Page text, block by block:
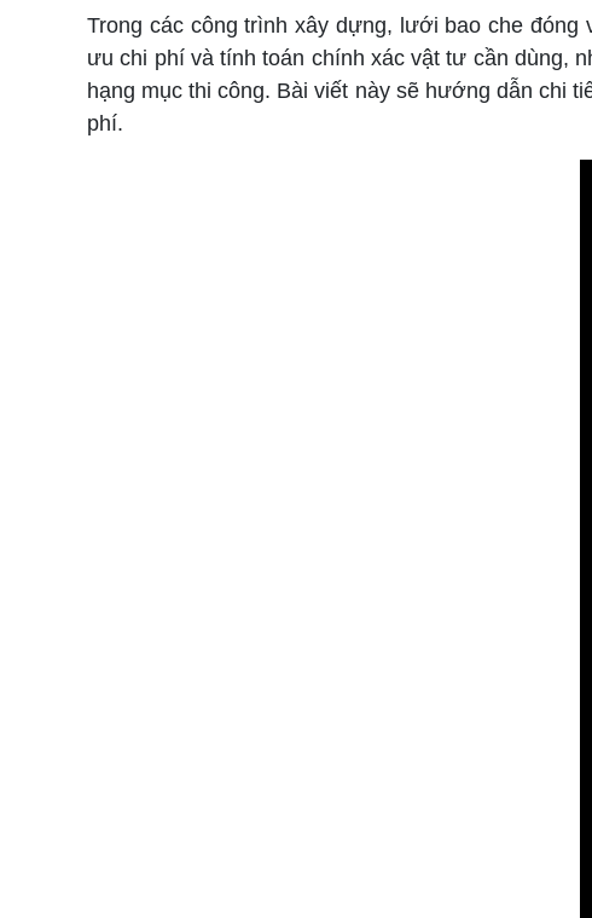
Trong các công trình xây dựng, lưới bao che đóng
ưu chi phí và tính toán chính xác vật tư cần dùng,
hạng mục thi công. Bài viết này sẽ hướng dẫn chi
phí.